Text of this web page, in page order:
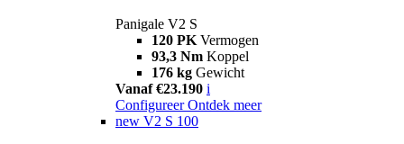
Panigale V2 S
120 PK Vermogen
93,3 Nm Koppel
176 kg Gewicht
Vanaf €23.190 i
Configureer Ontdek meer
new V2 S 100